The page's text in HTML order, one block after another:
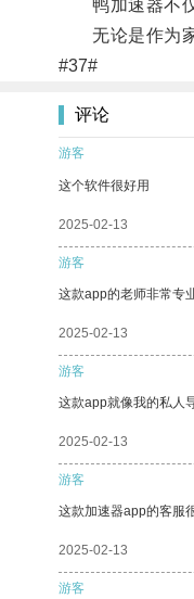
鸭加速器不仅
无论是作为家
#37#
评论
游客
这个软件很好用
2025-02-13
游客
这款app的老师非常专
2025-02-13
游客
这款app就像我的私人
2025-02-13
游客
这款加速器app的客服
2025-02-13
游客